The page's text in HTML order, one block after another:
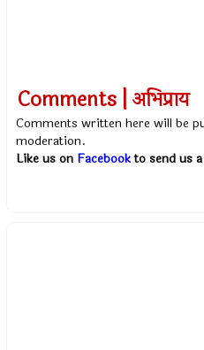
Comments | अभिप्राय
Comments written here will be
moderation.
Like us on Facebookto send us